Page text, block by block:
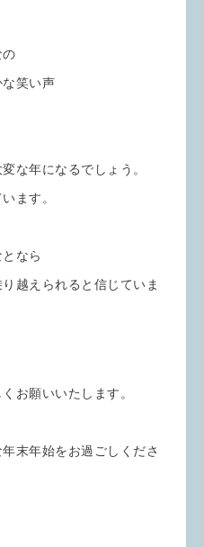
の
笑い声
な年になるでしょう。
ます。
なら
越えられると信じていま
お願いいたします。
末年始をお過ごしくださ